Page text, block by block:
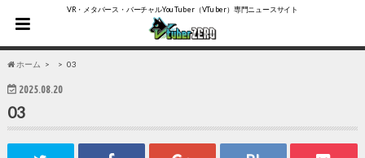
VR・メタバース・バーチャルYouTuber（VTuber）専門ニュースサイト
ホーム 03
2025.08.20
03